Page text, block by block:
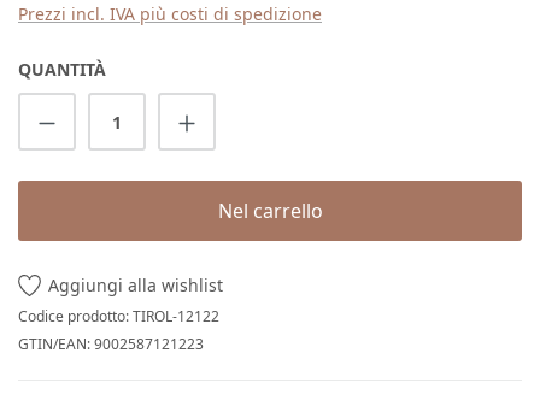
Prezzi incl. IVA più costi di spedizione
QUANTITÀ
Quantità del prodotto: inserisci la
Nel carrello
Aggiungi alla wishlist
Codice prodotto:TIROL-12122
GTIN/EAN:9002587121223